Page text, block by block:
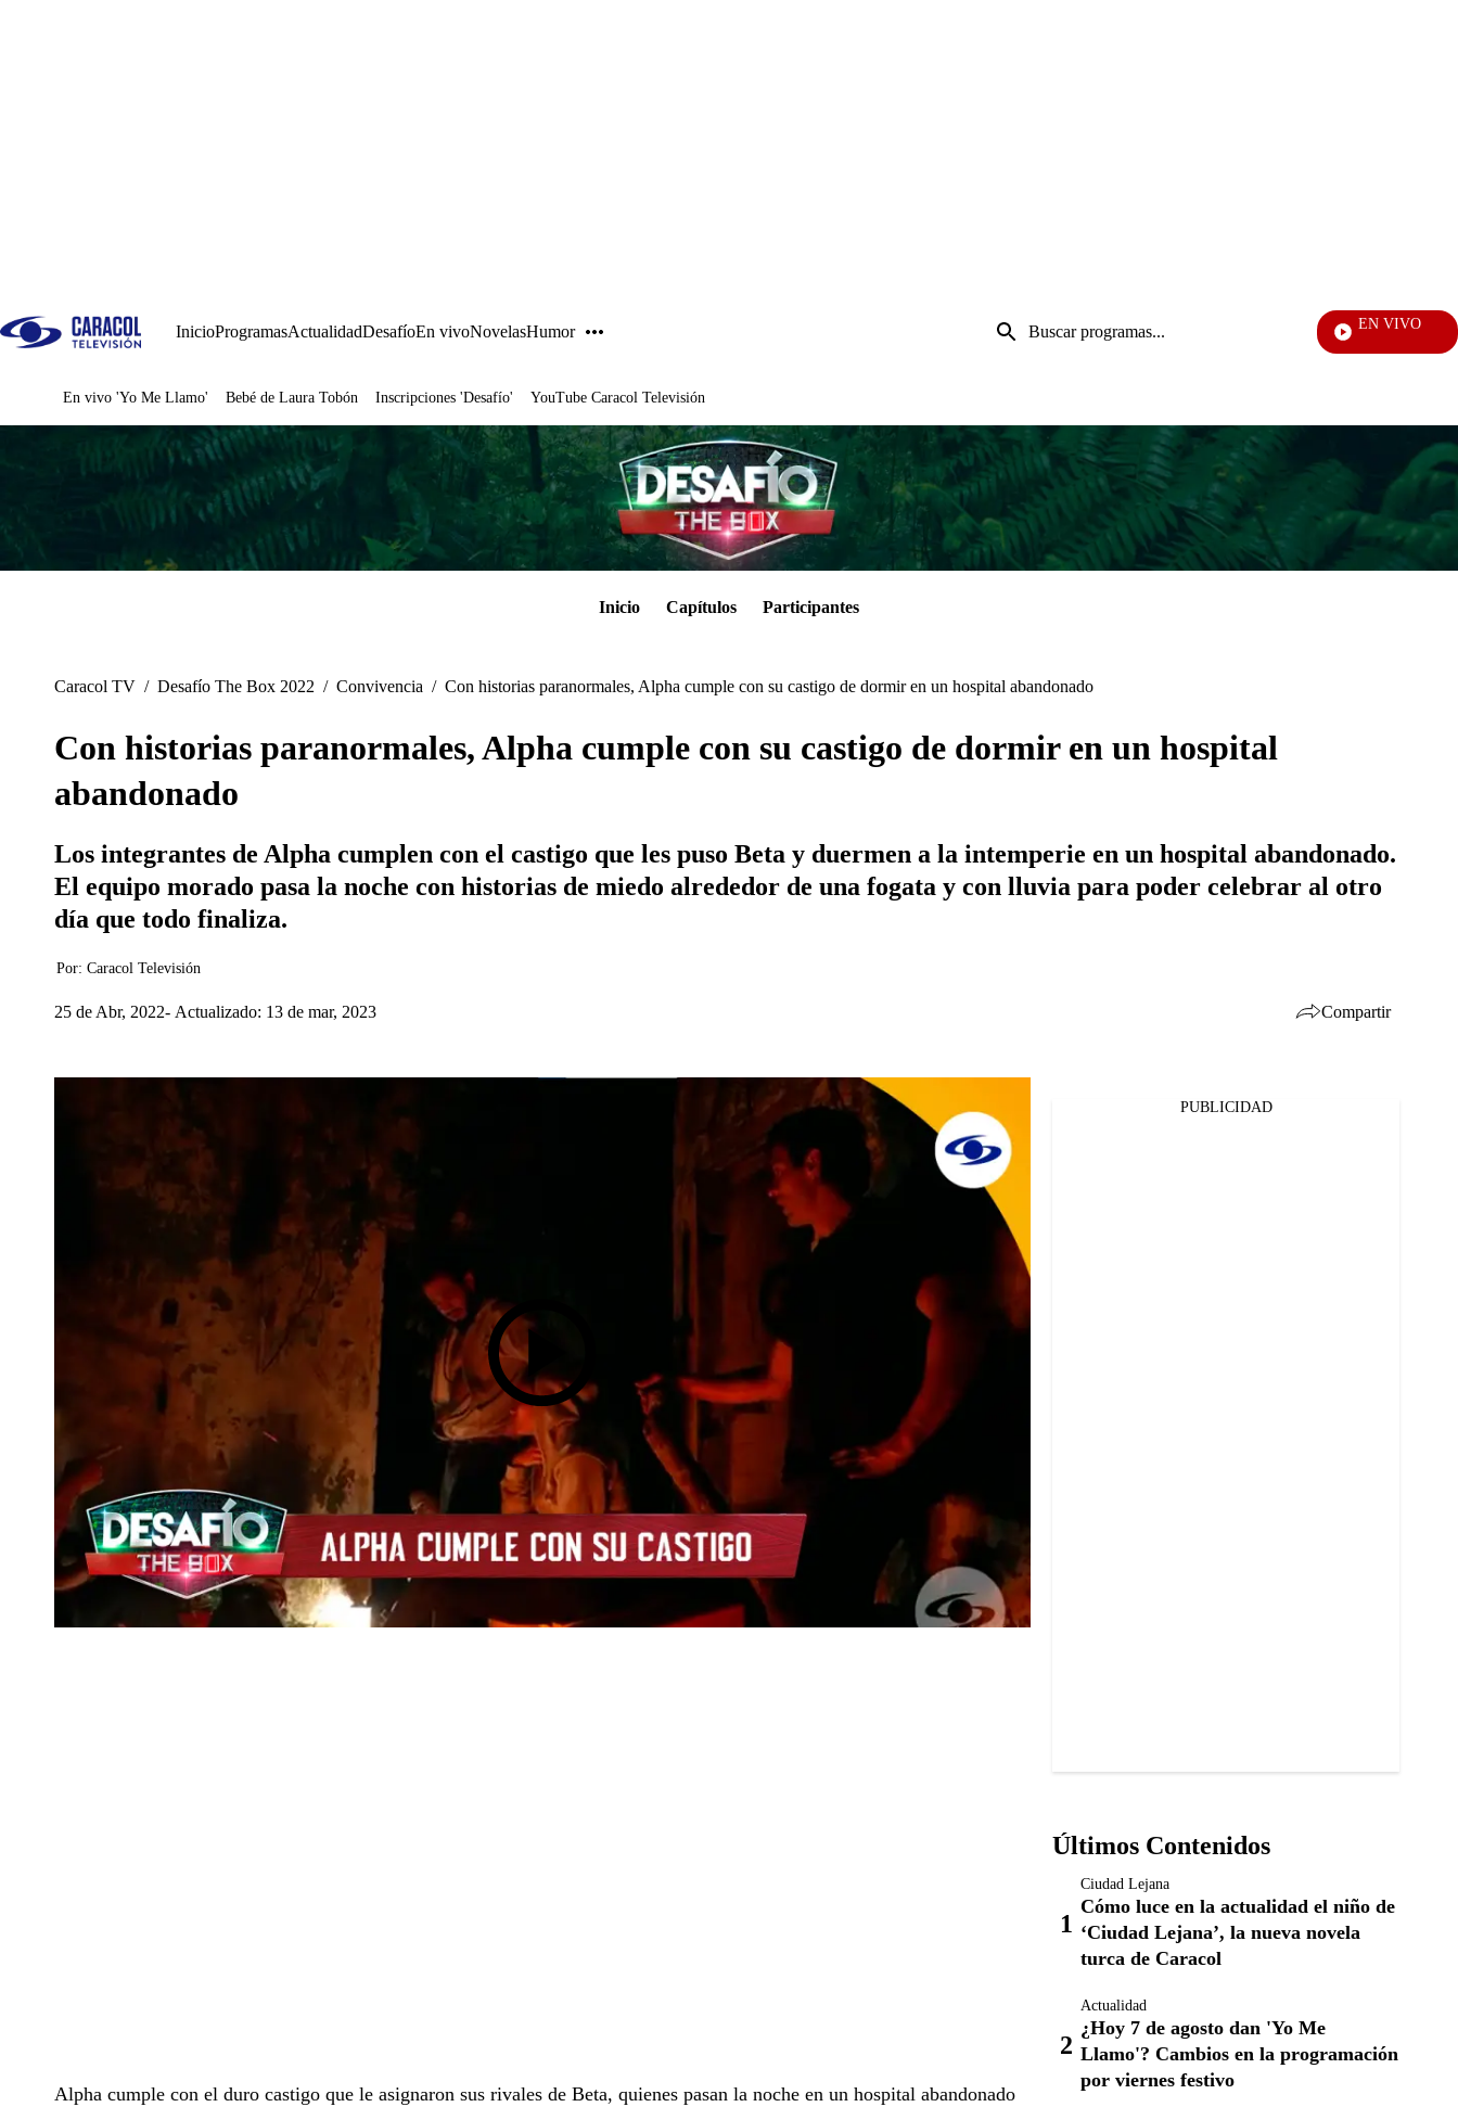
InicioProgramasActualidadDesafíoEn vivoNovelasHumor
Entrada
de
EN VIVO
Juegos
En vivo 'Yo Me Llamo' Bebé de Laura Tobón Inscripciones 'Desafío' YouTube Caracol Televisión
Inicio Capítulos Participantes
Caracol TV / Desafío The Box 2022 / Convivencia / Con historias paranormales, Alpha cumple con su castigo de dormir en un hospital abandonado
Con historias paranormales, Alpha cumple con su castigo de dormir en un hospital
abandonado
Los integrantes de Alpha cumplen con el castigo que les puso Beta y duermen a la intemperie en un hospital abandonado.
El equipo morado pasa la noche con historias de miedo alrededor de una fogata y con lluvia para poder celebrar al otro
día que todo finaliza.
Por: Caracol Televisión
25 de Abr, 2022 Actualizado: 13 de mar, 2023 Compartir
Alpha cumple con el duro castigo que le asignaron sus rivales de Beta, quienes pasan la noche en un hospital abandonado
PUBLICIDAD
Últimos Contenidos
Ciudad Lejana
Cómo luce en la actualidad el niño de
‘Ciudad Lejana’, la nueva novela
turca de Caracol
Actualidad
¿Hoy 7 de agosto dan 'Yo Me
Llamo'? Cambios en la programación
por viernes festivo